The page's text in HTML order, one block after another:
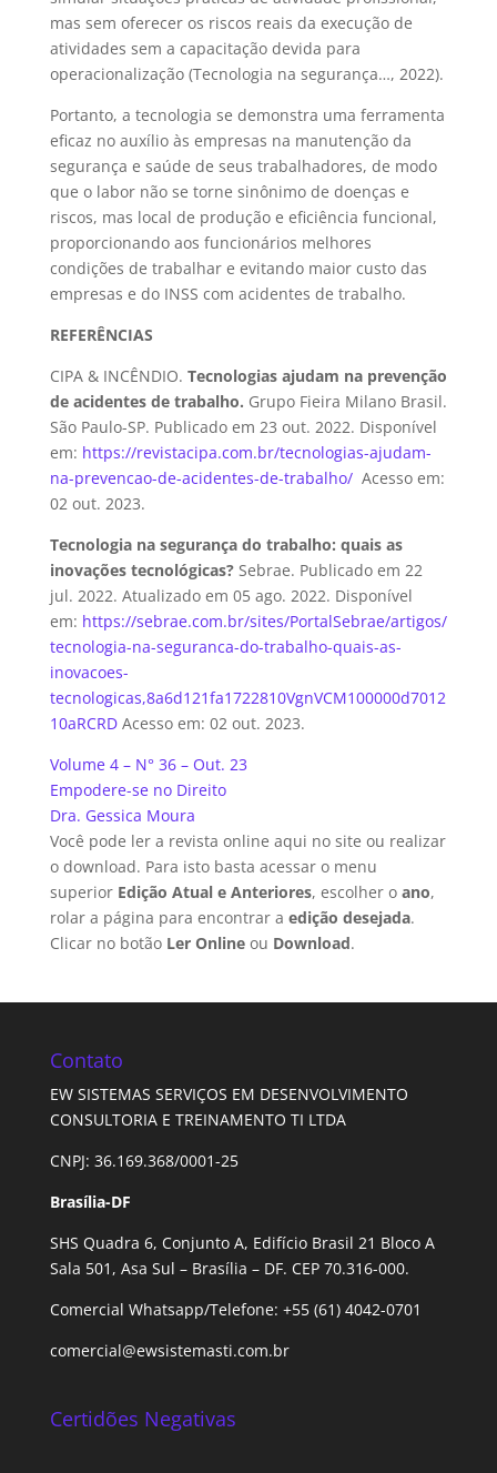
mas sem oferecer os riscos reais da execução de
atividades sem a capacitação devida para
operacionalização (Tecnologia na segurança…, 2022).
Portanto, a tecnologia se demonstra uma ferramenta
eficaz no auxílio às empresas na manutenção da
segurança e saúde de seus trabalhadores, de modo
que o labor não se torne sinônimo de doenças e
riscos, mas local de produção e eficiência funcional,
proporcionando aos funcionários melhores
condições de trabalhar e evitando maior custo das
empresas e do INSS com acidentes de trabalho.
REFERÊNCIAS
CIPA & INCÊNDIO. Tecnologias ajudam na prevenção
de acidentes de trabalho. Grupo Fieira Milano Brasil.
São Paulo-SP. Publicado em 23 out. 2022. Disponível
em: https://revistacipa.com.br/tecnologias-ajudam-
na-prevencao-de-acidentes-de-trabalho/Acesso em:
02 out. 2023.
Tecnologia na segurança do trabalho: quais as
inovações tecnológicas?Sebrae. Publicado em 22
jul. 2022. Atualizado em 05 ago. 2022. Disponível
em: https://sebrae.com.br/sites/PortalSebrae/artigos/
tecnologia-na-seguranca-do-trabalho-quais-as-
inovacoes-
tecnologicas,8a6d121fa1722810VgnVCM100000d7012
10aRCRDAcesso em: 02 out. 2023.
Volume 4 – N° 36 – Out. 23
Empodere-se no Direito
Dra. Gessica Moura
Você pode ler a revista online aqui no site ou realizar
o download. Para isto basta acessar o menu
superior Edição Atual e Anteriores, escolher o ano,
rolar a página para encontrar a edição desejada.
Clicar no botão Ler Onlineou Download.
Contato
EW SISTEMAS SERVIÇOS EM DESENVOLVIMENTO
CONSULTORIA E TREINAMENTO TI LTDA
CNPJ: 36.169.368/0001-25
Brasília-DF
SHS Quadra 6, Conjunto A, Edifício Brasil 21 Bloco A
Sala 501, Asa Sul – Brasília – DF. CEP 70.316-000.
Comercial Whatsapp/Telefone: +55 (61) 4042-0701
comercial@ewsistemasti.com.br
Certidões Negativas